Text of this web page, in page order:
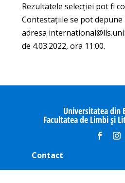
Rezultatele selecției pot fi
Contestațiile se pot depune
adresa
de 4.03.2022, ora 11:00.
Universitatea din
Facultatea de Limbi și
Contact